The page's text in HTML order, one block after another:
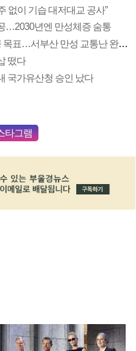
없이 기습 대저대교 공사”
…2030년엔 만성체증 숨통
장낙·엄궁대교도 내년 3월 착공 목표…서부산 만성 교통난 완화 속도
떴다
국가유산청 승인 났다
타그램